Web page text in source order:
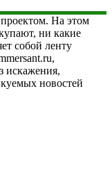
На этом
ни какие
собой ленту
искажения,
новостей